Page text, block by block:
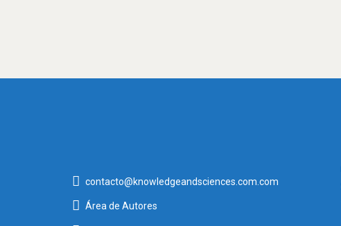
contacto@knowledgeandsciences.com.com
Área de Autores